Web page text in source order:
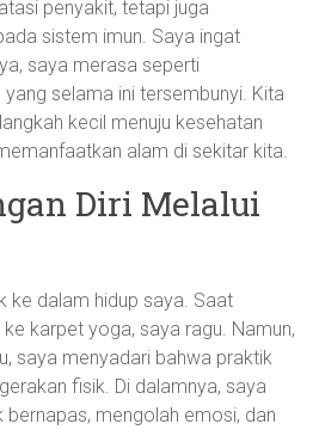
penyakit, tetapi juga
sistem imun. Saya ingat
saya merasa seperti
selama ini tersembunyi. Kita
kecil menuju kesehatan
alam di sekitar kita.
Diri Melalui
ke dalam hidup saya. Saat
karpet yoga, saya ragu. Namun,
saya menyadari bahwa praktik
fisik. Di dalamnya, saya
bernapas, mengolah emosi, dan